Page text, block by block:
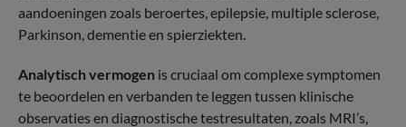
aandoeningen zoals beroertes, epilepsie, multiple sclerose,
Parkinson, dementie en spierziekten.
Analytisch vermogen is cruciaal om complexe symptomen
te beoordelen en verbanden te leggen tussen klinische
observaties en diagnostische testresultaten, zoals MRI’s,